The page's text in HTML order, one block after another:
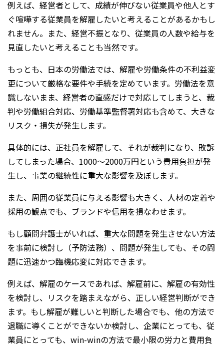
例えば、経営者として、成績が伸びない従業員や他人とす
ぐ喧嘩する従業員を解雇したいと考えることがあるかもし
れません。また、経営不振となり、従業員の人数や給与を
見直したいと考えることも当然です。
もっとも、日本の労働法では、解雇や労働条件の不利益変
更について厳格な要件や手続を定めています。労働法を意
識しないまま、経営者の直感だけで対応してしまうと、裁
判や労働組合対応、労働基準監督署対応も含めて、大きな
リスク・損失が発生します。
具体的には、正社員を解雇して、それが裁判になり、敗訴
してしまった場合、1000～2000万円という費用負担が発
生し、事業の継続性に重大な影響を及ぼします。
また、周囲の従業員に与える影響も大きく、人材の定着や
採用の観点でも、ブランドや信用を損なわせます。
もし顧問弁護士がいれば、重大な問題を発生させない方法
を事前に検討し（予防法務）、問題が発生しても、その問
題に迅速かつ臨機応変に対応できます。
例えば、解雇のケースであれば、解雇前に、解雇の有効性
を検討し、リスクを踏まえながら、正しい経営判断ができ
ます。もし解雇が難しいと判断した場合でも、他の方法で
退職に導くことができないか検討し、企業にとっても、従
業員にとっても、win-winの方法で最小限の労力と費用負